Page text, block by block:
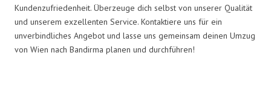
Kundenzufriedenheit. Überzeuge dich selbst von unserer Qualität
und unserem exzellenten Service. Kontaktiere uns für ein
unverbindliches Angebot und lasse uns gemeinsam deinen Umzug
von Wien nach Bandirma planen und durchführen!